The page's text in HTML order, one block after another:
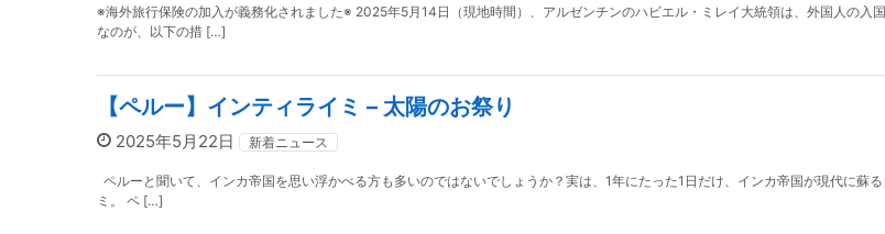
※海外旅行保険の加入が義務化されました※ 2025年5月14日（現地時間）、アルゼンチンのハビエル・ミレイ大統領は、外国人の
なのが、以下の措 […]
【ペルー】インティライミ – 太陽のお祭り
2025年5月22日 新着ニュース
ペルーと聞いて、インカ帝国を思い浮かべる方も多いのではないでしょうか？実は、1年にたった1日だけ、インカ帝国が現代に蘇
ミ。 ペ […]